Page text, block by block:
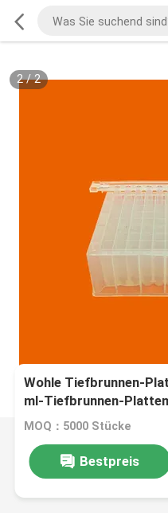
2/2
Wohle Tiefbrunnen-
ml-Tiefbrunnen-
MOQ：5000 Stücke
Bestpreis